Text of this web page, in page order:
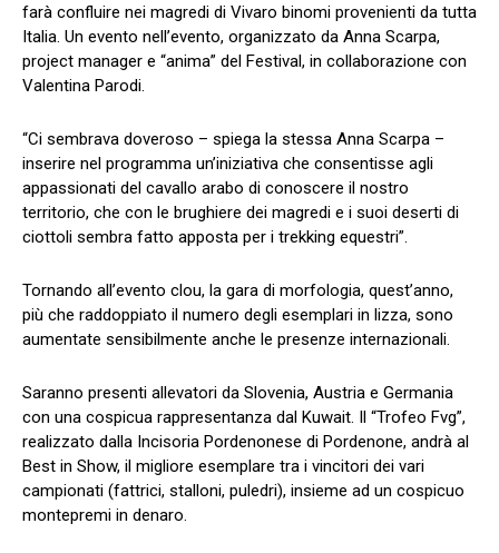
farà confluire nei magredi di Vivaro binomi provenienti da tutta
Italia. Un evento nell’evento, organizzato da Anna Scarpa,
project manager e “anima” del Festival, in collaborazione con
Valentina Parodi.
“Ci sembrava doveroso – spiega la stessa Anna Scarpa –
inserire nel programma un’iniziativa che consentisse agli
appassionati del cavallo arabo di conoscere il nostro
territorio, che con le brughiere dei magredi e i suoi deserti di
ciottoli sembra fatto apposta per i trekking equestri”.
Tornando all’evento clou, la gara di morfologia, quest’anno,
più che raddoppiato il numero degli esemplari in lizza, sono
aumentate sensibilmente anche le presenze internazionali.
Saranno presenti allevatori da Slovenia, Austria e Germania
con una cospicua rappresentanza dal Kuwait. Il “Trofeo Fvg”,
realizzato dalla Incisoria Pordenonese di Pordenone, andrà al
Best in Show, il migliore esemplare tra i vincitori dei vari
campionati (fattrici, stalloni, puledri), insieme ad un cospicuo
montepremi in denaro.